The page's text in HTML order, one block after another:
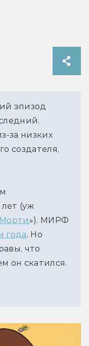
эпизод
за низких
создателя,
(уж
»). МИРФ
года. Но
что
он скатился.